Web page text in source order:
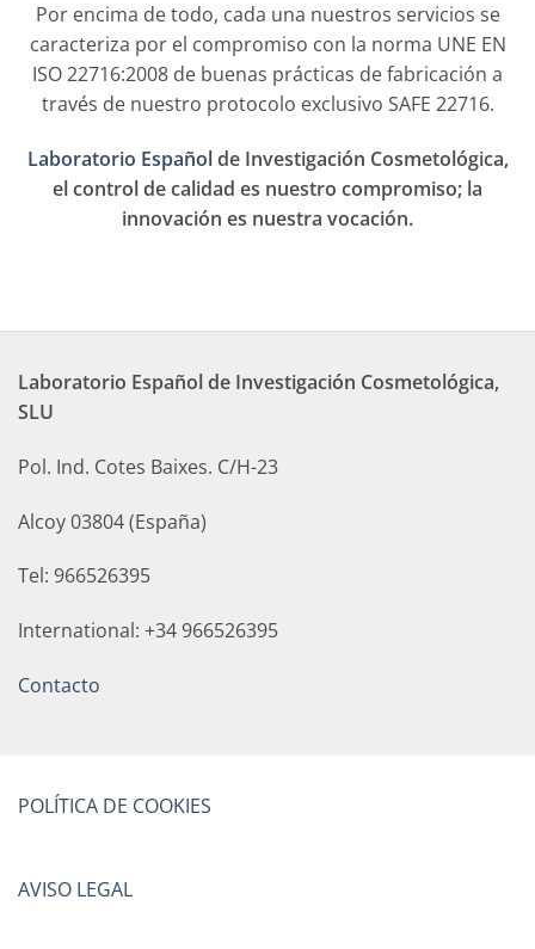
Por encima de todo, cada una nuestros servicios se
caracteriza por el compromiso con la norma UNE EN
ISO 22716:2008 de buenas prácticas de fabricación a
través de nuestro protocolo exclusivo SAFE 22716.
Laboratorio Españolde Investigación Cosmetológica,
el control de calidad es nuestro compromiso; la
innovación es nuestra vocación.
Laboratorio Español de Investigación Cosmetológica,
SLU
Pol. Ind. Cotes Baixes. C/H-23
Alcoy 03804 (España)
Tel: 966526395
International: +34 966526395
Contacto
POLÍTICA DE COOKIES
AVISO LEGAL